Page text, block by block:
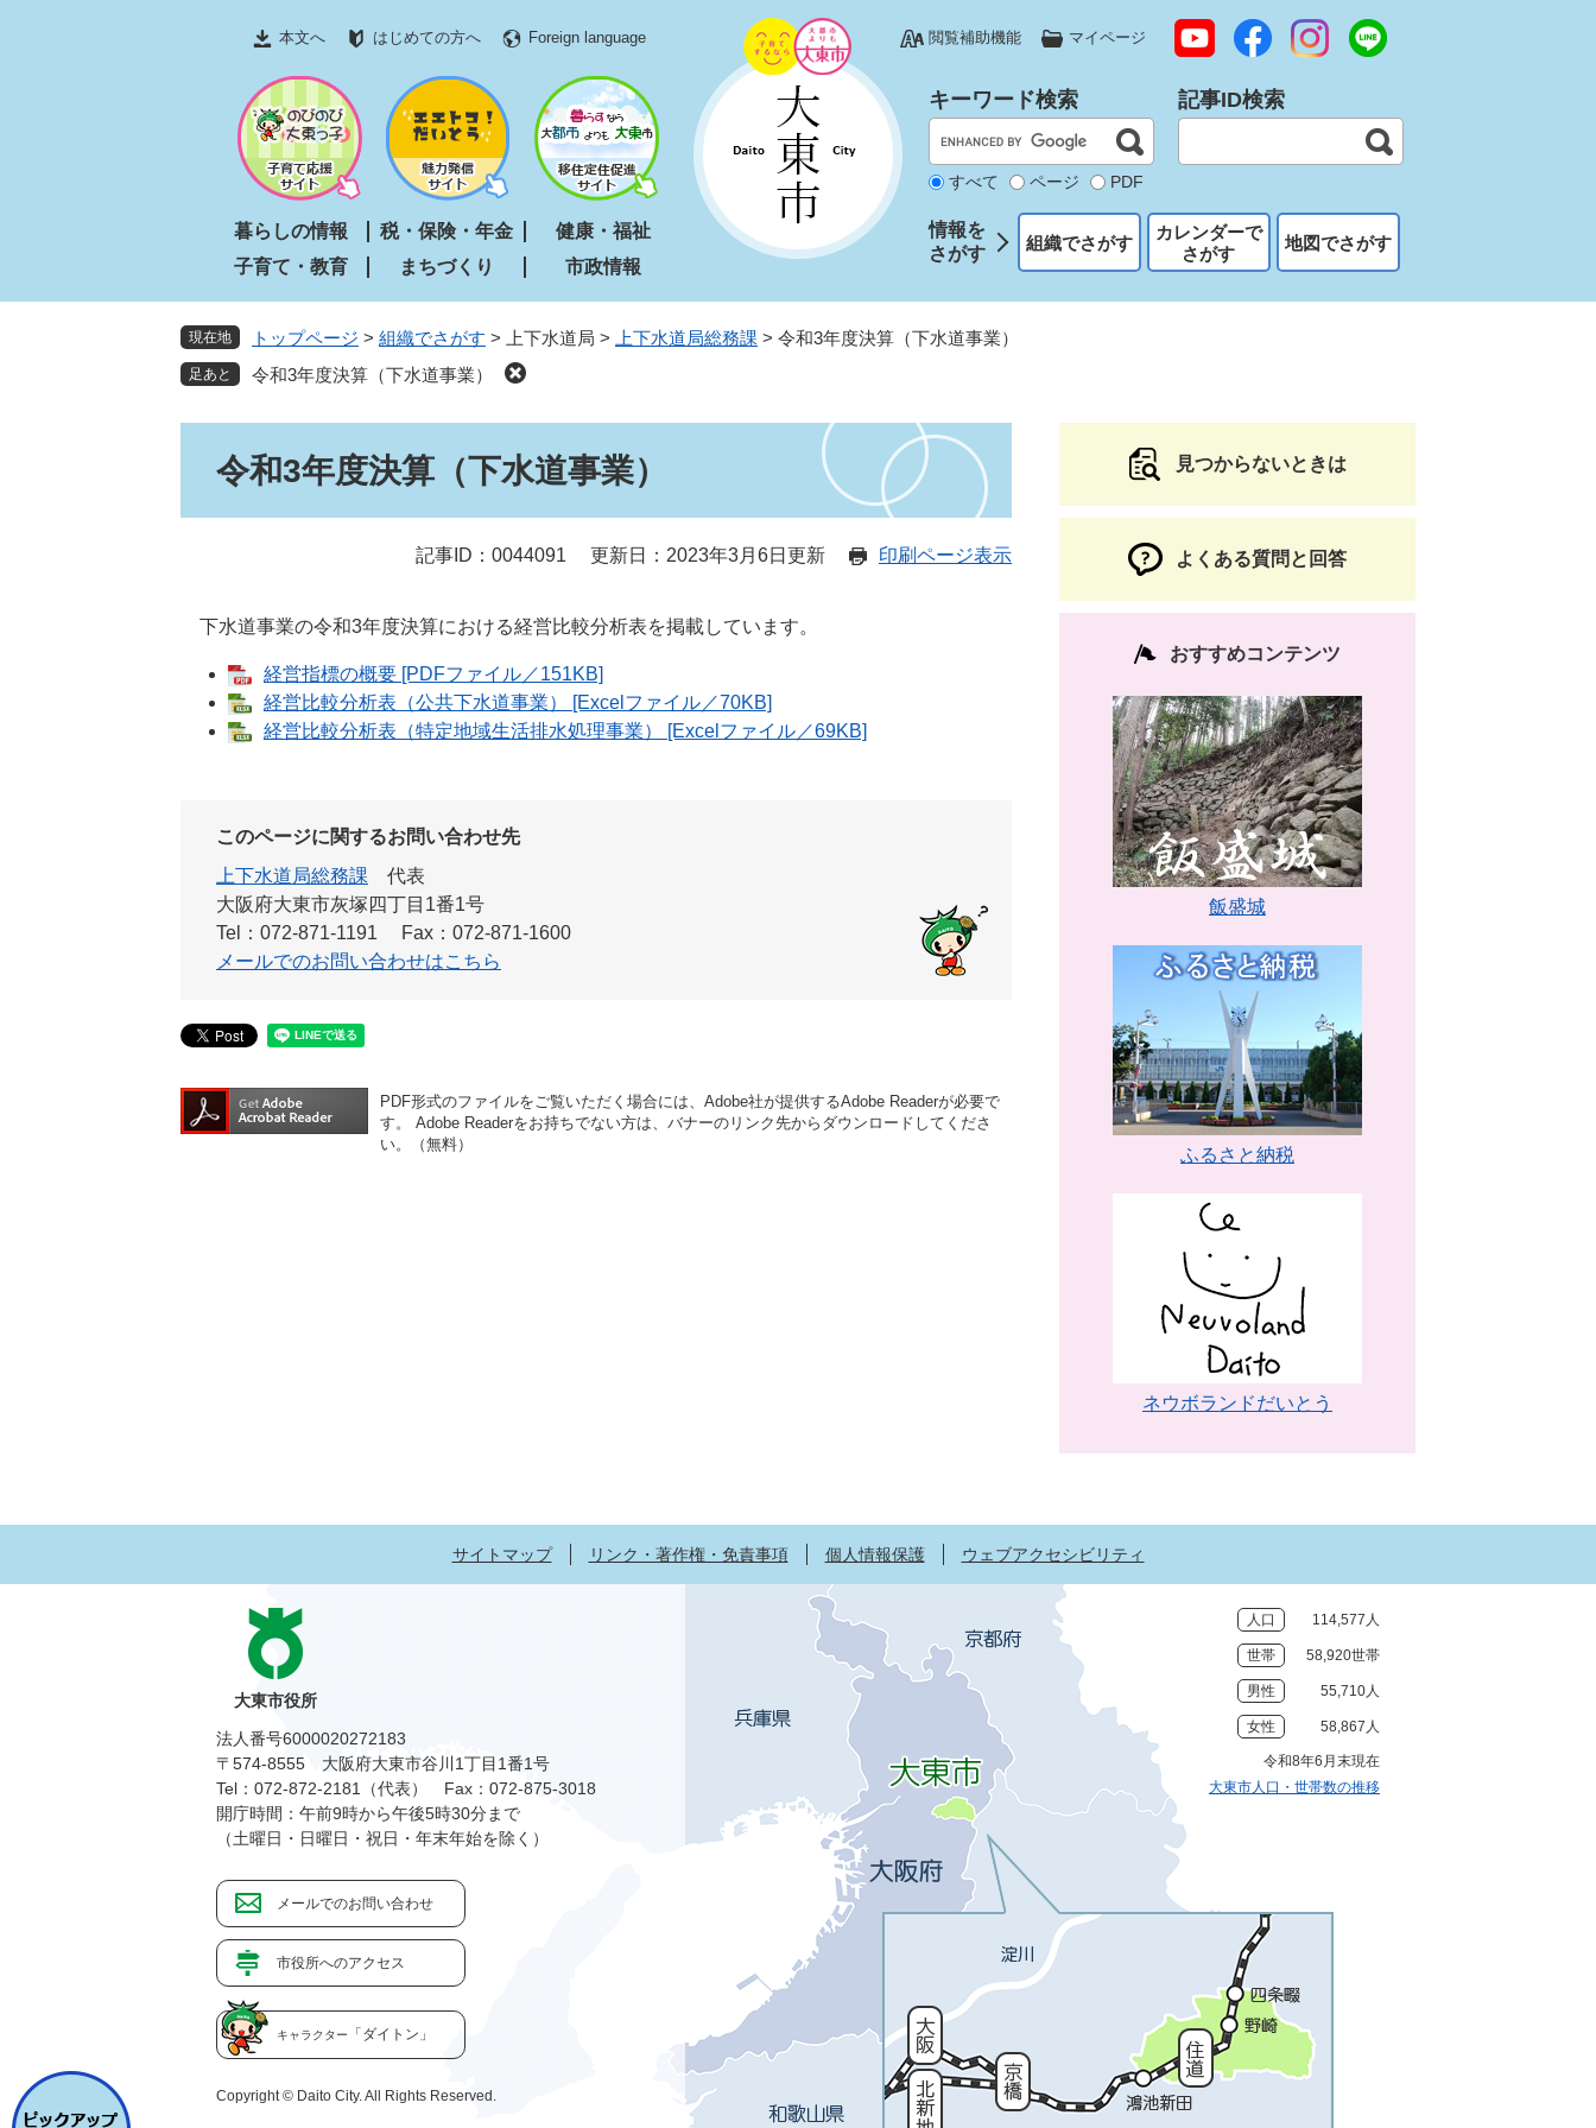
文
本文へ はじめての方へ Foreign language 閲覧補助機能 マイページ
暮らしの情報 税・保険・年金
健康・福祉
子育て・教育
まちづくり 市政情報
キーワード検索
すべて ページ PDF
記事ID検索
情報を
さがす
組織でさがす
カレンダーで
さがす
地図でさがす
現在地 トップページ > 組織でさがす > 上下水道局 > 上下水道局総務課 > 令和3年度決算（下水道事業）
令和3年度決算（下水道事業）
令和3年度決算（下水道事業）
記事ID：0044091 更新日：2023年3月6日更新 印刷ページ表示
下水道事業の令和3年度決算における経営比較分析表を掲載しています。
経営指標の概要 [PDFファイル／151KB]
経営比較分析表（公共下水道事業） [Excelファイル／70KB]
経営比較分析表（特定地域生活排水処理事業） [Excelファイル／69KB]
このページに関するお問い合わせ先
上下水道局総務課
代表
大阪府大東市灰塚四丁目1番1号
Tel：072-871-1191
Fax：072-871-1600
メールでのお問い合わせはこちら
PDF形式のファイルをご覧いただく場合には、Adobe社が提供するAdobe Readerが必要で
す。
Adobe Readerをお持ちでない方は、バナーのリンク先からダウンロードしてくださ
い。（無料）
見つからないときは
よくある質問と回答
おすすめコンテンツ
飯盛城
ふるさと納税
ネウボランドだいとう
サイトマップ リンク・著作権・免責事項 個人情報保護 ウェブアクセシビリティ
人口 114,577人
世帯 58,920世帯
男性 55,710人
女性 58,867人
令和8年6月末現在
大東市人口・世帯数の推移
大東市役所
法人番号6000020272183
〒574-8555 大阪府大東市谷川1丁目1番1号
Tel：072-872-2181（代表）
Fax：072-875-3018
開庁時間：午前9時から午後5時30分まで
（土曜日・日曜日・祝日・年末年始を除く）
メールでのお問い合わせ
市役所へのアクセス
キャラクター 「ダイトン」
Copyright © Daito City. All Rights Reserved.